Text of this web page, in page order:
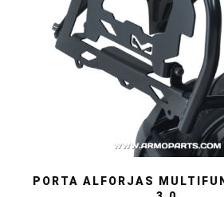
PORTA ALFORJAS